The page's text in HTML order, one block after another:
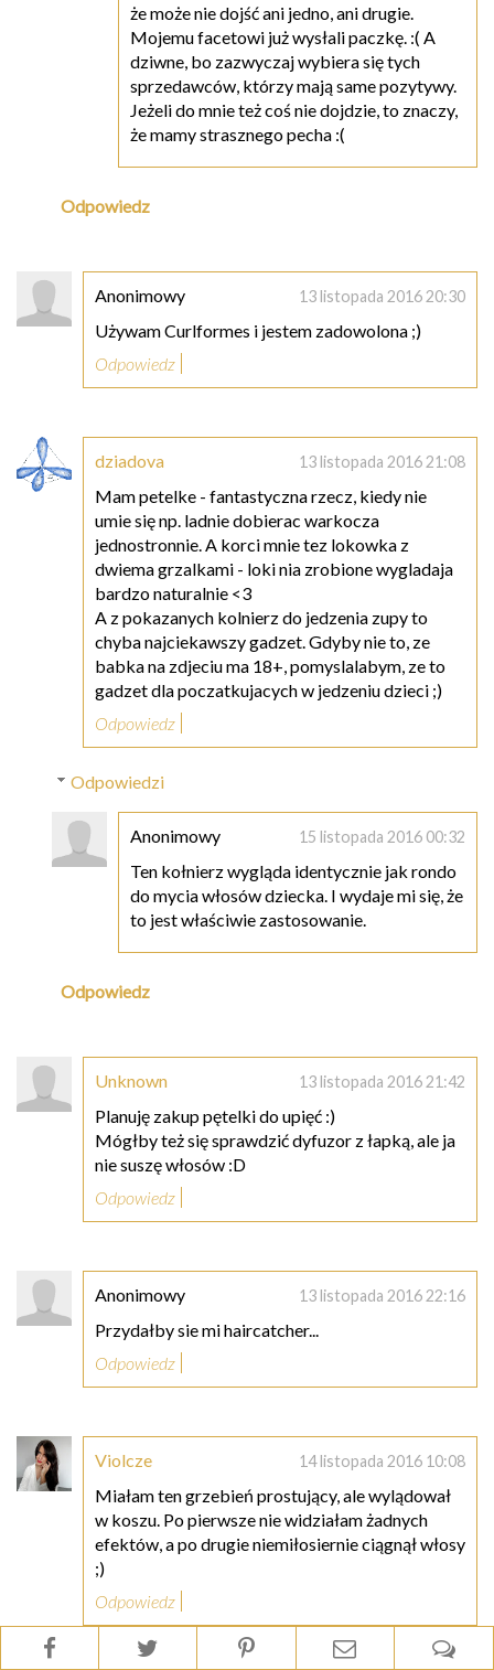
że może nie dojść ani jedno, ani drugie.
Mojemu facetowi już wysłali paczkę. :( A
dziwne, bo zazwyczaj wybiera się tych
sprzedawców, którzy mają same pozytywy.
Jeżeli do mnie też coś nie dojdzie, to znaczy,
że mamy strasznego pecha :(
Odpowiedz
Anonimowy 13 listopada 2016 20:30
Używam Curlformes i jestem zadowolona ;)
Odpowiedz
dziadova 13 listopada 2016 21:08
Mam petelke - fantastyczna rzecz, kiedy nie
umie się np. ladnie dobierac warkocza
jednostronnie. A korci mnie tez lokowka z
dwiema grzalkami - loki nia zrobione wygladaja
bardzo naturalnie <3
A z pokazanych kolnierz do jedzenia zupy to
chyba najciekawszy gadzet. Gdyby nie to, ze
babka na zdjeciu ma 18+, pomyslalabym, ze to
gadzet dla poczatkujacych w jedzeniu dzieci ;)
Odpowiedz
Odpowiedzi
Anonimowy 15 listopada 2016 00:32
Ten kołnierz wygląda identycznie jak rondo
do mycia włosów dziecka. I wydaje mi się, że
to jest właściwie zastosowanie.
Odpowiedz
Unknown 13 listopada 2016 21:42
Planuję zakup pętelki do upięć :)
Mógłby też się sprawdzić dyfuzor z łapką, ale ja
nie suszę włosów :D
Odpowiedz
Anonimowy 13 listopada 2016 22:16
Przydałby sie mi haircatcher...
Odpowiedz
Violcze 14 listopada 2016 10:08
Miałam ten grzebień prostujący, ale wylądował
w koszu. Po pierwsze nie widziałam żadnych
efektów, a po drugie niemiłosiernie ciągnął włosy
;)
Odpowiedz
Odpowiedzi